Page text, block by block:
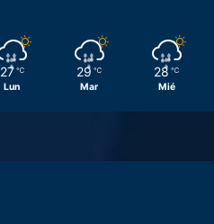
27 ℃
Lun
29 ℃
Mar
28 ℃
Mié